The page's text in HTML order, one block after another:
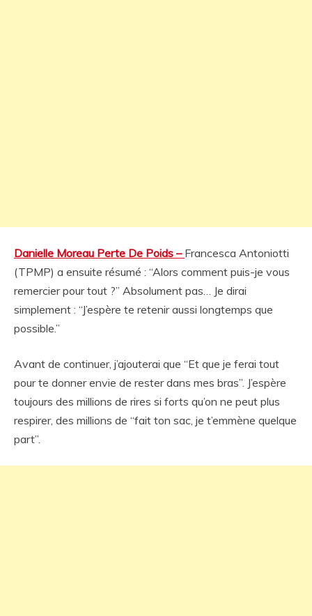
Danielle Moreau Perte De Poids – Francesca Antoniotti
(TPMP) a ensuite résumé : “Alors comment puis-je vous
remercier pour tout ?” Absolument pas… Je dirai
simplement : “J’espère te retenir aussi longtemps que
possible.”
Avant de continuer, j’ajouterai que “Et que je ferai tout
pour te donner envie de rester dans mes bras”. J’espère
toujours des millions de rires si forts qu’on ne peut plus
respirer, des millions de “fait ton sac, je t’emmène quelque
part”.